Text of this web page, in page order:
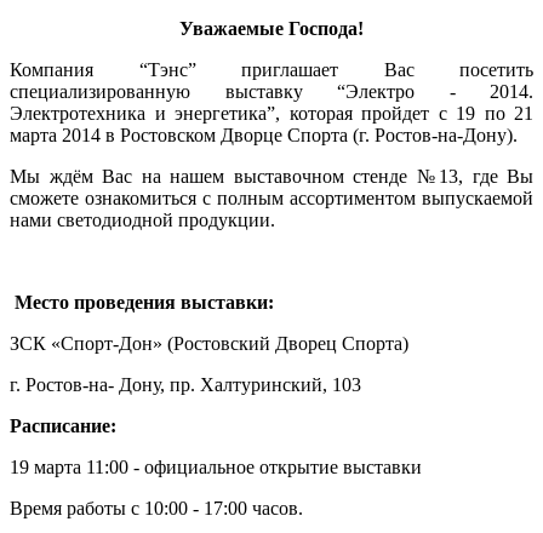
Уважаемые Господа!
Компания “Тэнс” приглашает Вас посетить
специализированную выставку “Электро - 2014.
Электротехника и энергетика”, которая пройдет с 19 по 21
марта 2014 в Ростовском Дворце Спорта (г. Ростов-на-Дону).
Мы ждём Вас на нашем выставочном стенде №13, где Вы
сможете ознакомиться с полным ассортиментом выпускаемой
нами светодиодной продукции.
Место проведения выставки:
ЗСК «Спорт-Дон» (Ростовский Дворец Спорта)
г. Ростов-на- Дону, пр. Халтуринский, 103
Расписание:
19 марта 11:00 - официальное открытие выставки
Время работы с 10:00 - 17:00 часов.